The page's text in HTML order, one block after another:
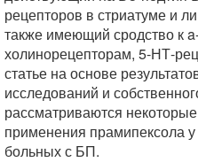
рецепторов в стриатуме и
также имеющий сродство к
холинорецепторам, 5-НТ-
статье на основе
исследований и
рассматриваются
применения прамипексола
больных с БП.